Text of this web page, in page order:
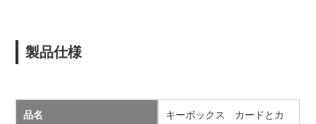
製品仕様
品名
キーボックス カードとカ